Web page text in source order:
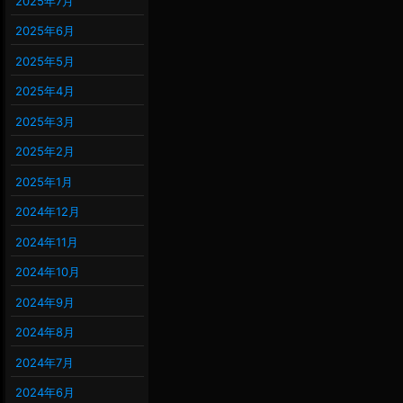
2025年6月
2025年5月
2025年4月
2025年3月
2025年2月
2025年1月
2024年12月
2024年11月
2024年10月
2024年9月
2024年8月
2024年7月
2024年6月